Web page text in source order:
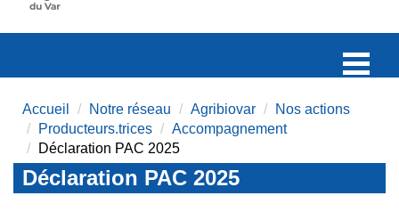
Accueil Notre réseau Agribiovar
Nos actions
Producteurs.trices
Accompagnement
Déclaration PAC 2025
Déclaration PAC 2025